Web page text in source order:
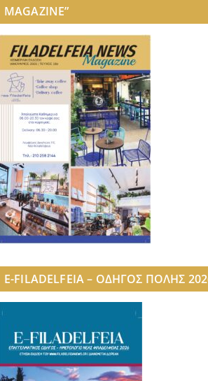
MAGAZINE”
E-FILADELFEIA – ΟΔΗΓΟΣ ΠΟΛΗΣ